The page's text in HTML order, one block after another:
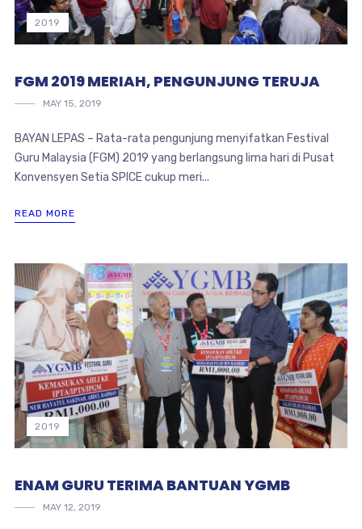
2019
FGM 2019 MERIAH, PENGUNJUNG TERUJA
MAY 15, 2019
BAYAN LEPAS – Rata-rata pengunjung menyifatkan Festival
Guru Malaysia (FGM) 2019 yang berlangsung lima hari di Pusat
Konvensyen Setia SPICE cukup meri...
READ MORE
2019
ENAM GURU TERIMA BANTUAN YGMB
MAY 12, 2019